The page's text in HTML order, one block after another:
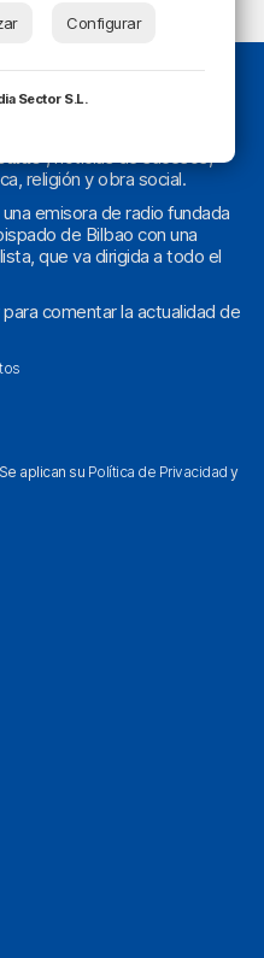
haciendo radio en Bilbao.
religión y obra social.
emisora de radio fundada
de Bilbao con una
que va dirigida a todo el
para comentar la actualidad de
aplican su Política de Privacidad y
Configurar
Sector S.L.